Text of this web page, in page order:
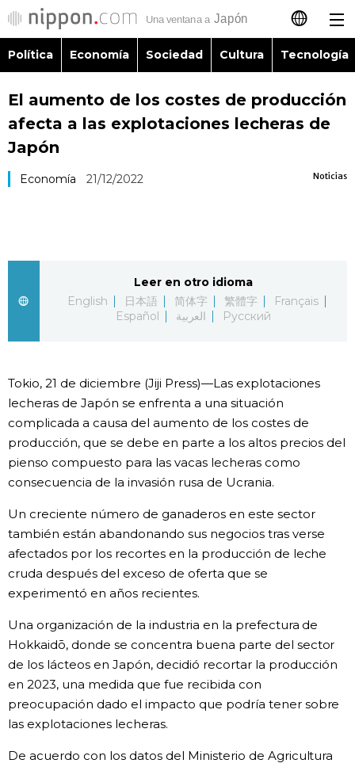
日本語
English
Русский
Política
Vida
Guía de Japón
Vídeos e imágenes
En profundidad
Más
Noticias
Datos de Japón
Fragmentos de Japón
Política Economía Sociedad Cultura Tecnología
El aumento de los costes de producción
afecta a las explotaciones lecheras de
Japón
Noticias
Economía 21/12/2022
Leer en otro idioma
English
日本語 简体字 繁體字
Français
Español
العربية Русский
Tokio, 21 de diciembre (Jiji Press)—Las explotaciones
lecheras de Japón se enfrenta a una situación
complicada a causa del aumento de los costes de
producción, que se debe en parte a los altos precios del
pienso compuesto para las vacas lecheras como
consecuencia de la invasión rusa de Ucrania.
Un creciente número de ganaderos en este sector
también están abandonando sus negocios tras verse
afectados por los recortes en la producción de leche
cruda después del exceso de oferta que se
experimentó en años recientes.
Una organización de la industria en la prefectura de
Hokkaidō, donde se concentra buena parte del sector
de los lácteos en Japón, decidió recortar la producción
en 2023, una medida que fue recibida con
preocupación dado el impacto que podría tener sobre
las explotaciones lecheras.
De acuerdo con los datos del Ministerio de Agricultura